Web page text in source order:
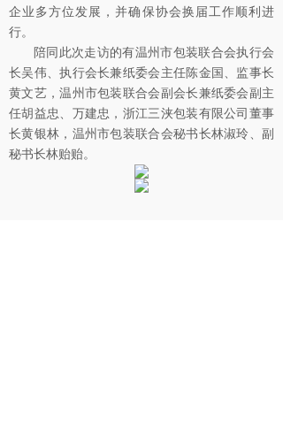
企业多方位发展，并确保协会换届工作顺利进
行。
陪同此次走访的有温州市包装联合会执行会
长吴伟、执行会长兼纸委会主任陈金国、监事长
黄文艺，温州市包装联合会副会长兼纸委会副主
任胡益忠、万建忠，浙江三浃包装有限公司董事
长黄银林，温州市包装联合会秘书长林淑玲、副
秘书长林贻贻。